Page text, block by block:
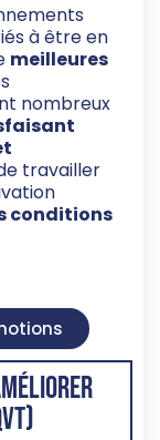
à être en
meilleures
nombreux
travailler
conditions